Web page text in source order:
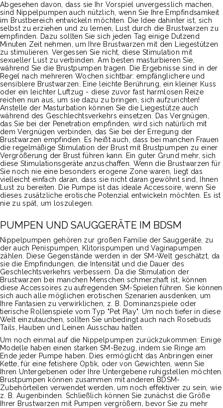
Abgesehen davon, dass sie Ihr Vorspiel unvergesslich machen,
sind Nippelpumpen auch nützlich, wenn Sie Ihre Empfindsamkeit
im Brustbereich entwickeln möchten. Die Idee dahinter ist, sich
selbst zu erziehen und zu lernen, Lust durch die Brustwarzen zu
empfinden. Dazu sollten Sie sich jeden Tag einige Dutzend
Minuten Zeit nehmen, um Ihre Brustwarzen mit den Liegestützen
zu stimulieren. Vergessen Sie nicht, diese Stimulation mit
sexueller Lust zu verbinden. Am besten masturbieren Sie,
während Sie die Brustpumpen tragen. Die Ergebnisse sind in der
Regel nach mehreren Wochen sichtbar: empfänglichere und
sensiblere Brustwarzen. Eine leichte Berührung, ein kleiner Kuss
oder ein leichter Luftzug - diese zuvor fast harmlosen Reize
reichen nun aus, um sie dazu zu bringen, sich aufzurichten!
Anstelle der Masturbation können Sie die Liegestütze auch
während des Geschlechtsverkehrs einsetzen. Das Vergnügen,
das Sie bei der Penetration empfinden, wird sich natürlich mit
dem Vergnügen verbinden, das Sie bei der Erregung der
Brustwarzen empfinden. Es heißt auch, dass bei manchen Frauen
die regelmäßige Stimulation der Brust mit Brustpumpen zu einer
Vergrößerung der Brust führen kann. Ein guter Grund mehr, sich
diese Stimulationsgeräte anzuschaffen. Wenn die Brustwarzen für
Sie noch nie eine besonders erogene Zone waren, liegt das
vielleicht einfach daran, dass sie nicht daran gewöhnt sind, Ihnen
Lust zu bereiten. Die Pumpe ist das ideale Accessoire, wenn Sie
dieses zusätzliche erotische Potenzial entwickeln möchten. Es ist
nie zu spät, um loszulegen.
PUMPEN UND SAUGGERÄTE IM BDSM
Nippelpumpen gehören zur großen Familie der Sauggeräte, zu
der auch Penispumpen, Klitorispumpen und Vaginapumpen
zählen. Diese Gegenstände werden in der SM-Welt geschätzt, da
sie die Empfindungen, die Intensität und die Dauer des
Geschlechtsverkehrs verbessern. Da die Stimulation der
Brustwarzen bei manchen Menschen schmerzhaft ist, können
diese Accessoires zu aufregenden SM-Spielen führen. Sie können
sich auch alle möglichen erotischen Szenarien ausdenken, um
Ihre Fantasien zu verwirklichen, z. B. Dominanzspiele oder
tierische Rollenspiele vom Typ "Pet Play". Um noch tiefer in diese
Welt einzutauchen, sollten Sie unbedingt auch nach Rosebuds
Tails, Hauben und Leinen Ausschau halten.
Um noch einmal auf die Nippelpumpen zurückzukommen: Einige
Modelle haben einen starken SM-Bezug, indem sie Ringe am
Ende jeder Pumpe haben. Dies ermöglicht das Anbringen einer
Kette, für eine fetishere Optik, oder von Gewichten, wenn Sie
Ihren Untergebenen oder Ihre Untergebene ruhigstellen möchten.
Brustpumpen können zusammen mit anderen BDSM-
Zubehörteilen verwendet werden, um noch effektiver zu sein, wie
z. B. Augenbinden. Schließlich können Sie zunächst die Größe
Ihrer Brustwarzen mit Pumpen vergrößern, bevor Sie zu mehr